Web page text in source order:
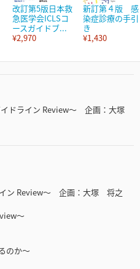
改訂第5版日本救
急医学会ICLSコ
ースガイドブ...
¥2,970
新訂第４版 感
染症診療の手引
き
¥1,430
イドライン Review〜 企画：大塚
イン Review～ 企画：大塚 将之
～
のか～